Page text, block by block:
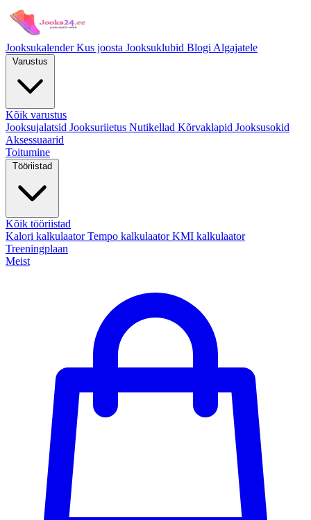
JooksukalenderKus joosta Jooksuklubid Blogi Algajatele
Kõik varustus
Jooksujalatsid Jooksuriietus Nutikellad Kõrvaklapid Jooksusokid
Aksessuaarid
Toitumine
Kõik tööriistad
Kalori kalkulaatorTempo kalkulaatorKMI kalkulaator
Treeningplaan
Meist